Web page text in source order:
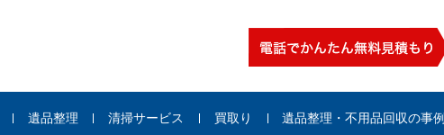
遺品整理 清掃サービス 買取り 遺品整理・不用品回収の事例